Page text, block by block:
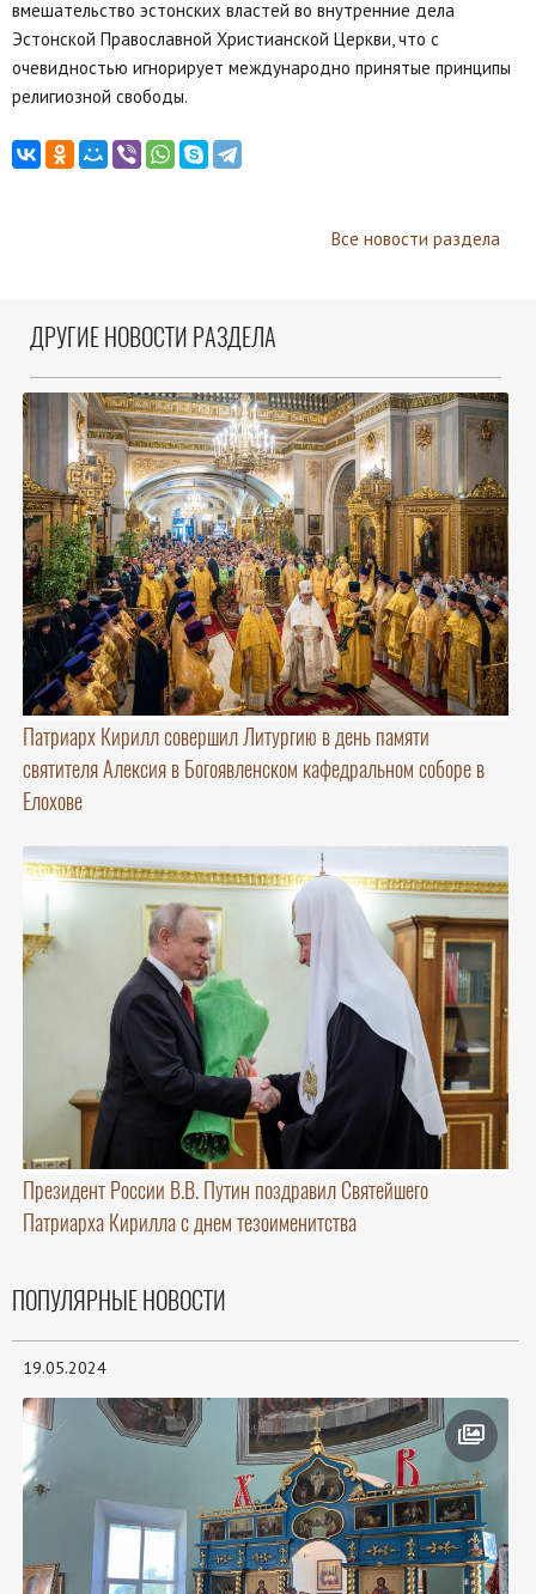
вмешательство эстонских властей во внутренние дела
Эстонской Православной Христианской Церкви, что с
очевидностью игнорирует международно принятые принципы
религиозной свободы.
Все новости раздела
ДРУГИЕ НОВОСТИ РАЗДЕЛА
Патриарх Кирилл совершил Литургию в день памяти
святителя Алексия в Богоявленском кафедральном соборе в
Елохове
Президент России В.В. Путин поздравил Святейшего
Патриарха Кирилла с днем тезоименитства
ПОПУЛЯРНЫЕ НОВОСТИ
19.05.2024